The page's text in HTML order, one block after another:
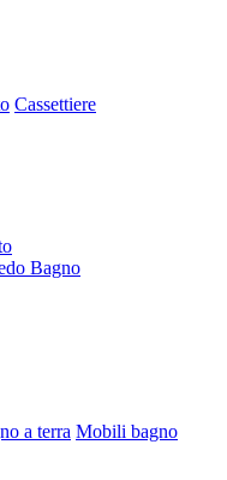
Cassettiere
Bagno
a terra Mobili bagno